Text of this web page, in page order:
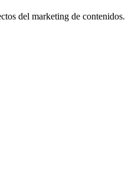
del marketing de contenidos.